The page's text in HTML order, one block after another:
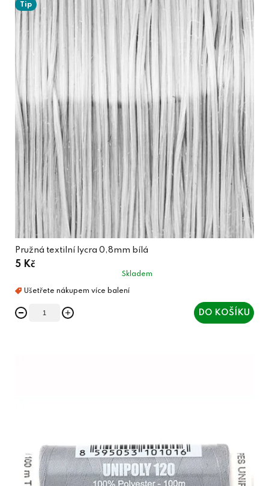
Tip
Pružná textilní lycra 0,8mm bílá
5 Kč
Skladem
DO KOŠÍKU